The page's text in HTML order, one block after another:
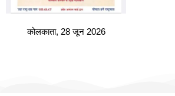
कोलकाता, 28 जून 2026